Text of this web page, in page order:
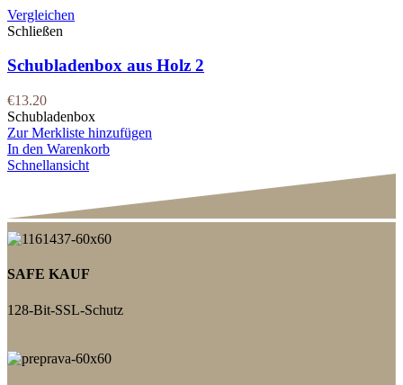
Vergleichen
Schließen
Schubladenbox aus Holz 2
€13.20
Schubladenbox
Zur Merkliste hinzufügen
In den Warenkorb
Schnellansicht
SAFE KAUF
128-Bit-SSL-Schutz